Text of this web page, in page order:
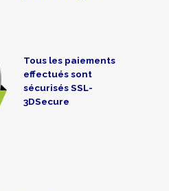
Tous les paiements
effectués sont
sécurisés SSL-
3DSecure